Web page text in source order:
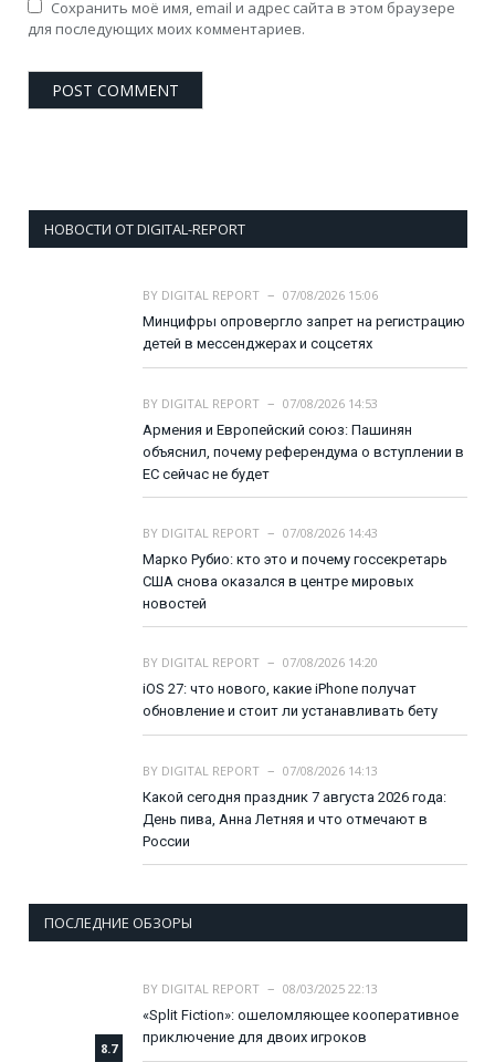
Сохранить моё имя, email и адрес сайта в этом браузере
для последующих моих комментариев.
НОВОСТИ ОТ DIGITAL-REPORT
BY DIGITAL REPORT
07/08/2026 15:06
Минцифры опровергло запрет на регистрацию
детей в мессенджерах и соцсетях
BY DIGITAL REPORT
07/08/2026 14:53
Армения и Европейский союз: Пашинян
объяснил, почему референдума о вступлении в
ЕС сейчас не будет
BY DIGITAL REPORT
07/08/2026 14:43
Марко Рубио: кто это и почему госсекретарь
США снова оказался в центре мировых
новостей
BY DIGITAL REPORT
07/08/2026 14:20
iOS 27: что нового, какие iPhone получат
обновление и стоит ли устанавливать бету
BY DIGITAL REPORT
07/08/2026 14:13
Какой сегодня праздник 7 августа 2026 года:
День пива, Анна Летняя и что отмечают в
России
ПОСЛЕДНИЕ ОБЗОРЫ
8.7
BY DIGITAL REPORT
08/03/2025 22:13
«Split Fiction»: ошеломляющее кооперативное
приключение для двоих игроков